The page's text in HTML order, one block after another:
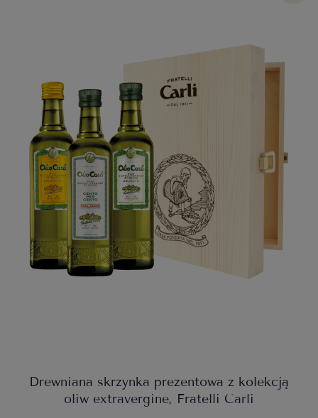
Drewniana skrzynka prezentowa z kolekcją
oliw extravergine, Fratelli Carli